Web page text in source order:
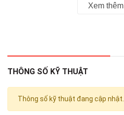
Loại tủ:
Dung tích tổng:
Xem thêm
THÔNG SỐ KỸ THUẬT
Thông số kỹ thuật đang cập nhật.